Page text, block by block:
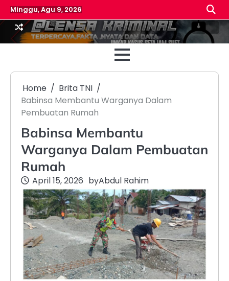
Skip
to
content
Minggu, Agu 9, 2026
Beranda
Home
Brita TNI
Babinsa Membantu Warganya Dalam
Pembuatan Rumah
Babinsa Membantu
Warganya Dalam Pembuatan
Rumah
April 15, 2026 byAbdul Rahim